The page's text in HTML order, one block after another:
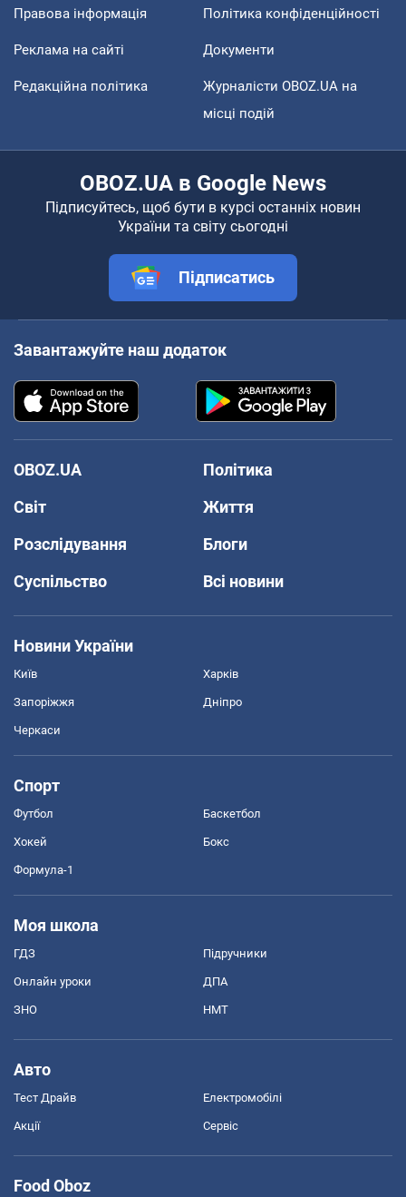
Правова інформація Політика конфіденційності
Реклама на сайті Документи
Редакційна політика
Журналісти OBOZ.UA на
місці подій
OBOZ.UA в Google News
Підписуйтесь, щоб бути в курсі останніх новин
України та світу сьогодні
Підписатись
Завантажуйте наш додаток
OBOZ.UA
Політика
Світ
Життя
Розслідування
Блоги
Суспільство
Всі новини
Новини України
Київ Харків
Запоріжжя Дніпро
Черкаси
Спорт
Футбол Баскетбол
Хокей Бокс
Формула-1
Моя школа
ГДЗ Підручники
Онлайн уроки ДПА
ЗНО НМТ
Авто
Тест Драйв Електромобілі
Акції Сервіс
Food Oboz